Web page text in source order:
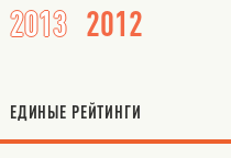
2013 2012
ЕДИНЫЕ РЕЙТИНГИ